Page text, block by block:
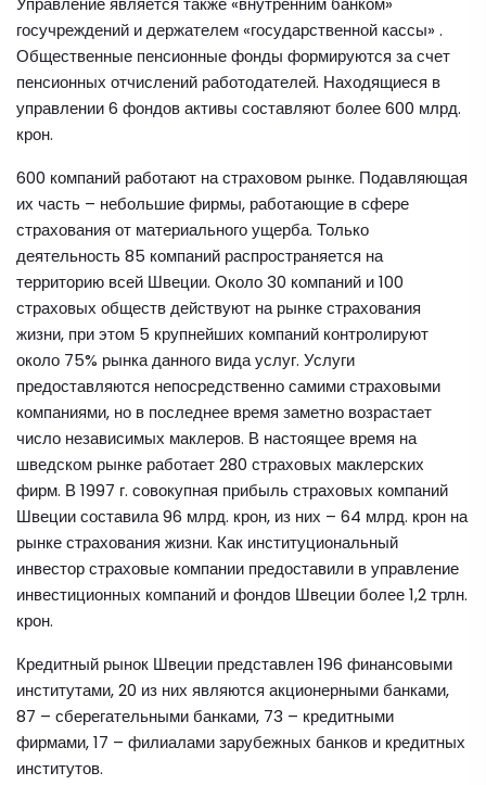
госучреждений и держателем «государственной кассы» .
Общественные пенсионные фонды формируются за счет
пенсионных отчислений работодателей. Находящиеся в
управлении 6 фондов активы составляют более 600 млрд.
крон.
600 компаний работают на страховом рынке. Подавляющая
их часть – небольшие фирмы, работающие в сфере
страхования от материального ущерба. Только
деятельность 85 компаний распространяется на
территорию всей Швеции. Около 30 компаний и 100
страховых обществ действуют на рынке страхования
жизни, при этом 5 крупнейших компаний контролируют
около 75% рынка данного вида услуг. Услуги
предоставляются непосредственно самими страховыми
компаниями, но в последнее время заметно возрастает
число независимых маклеров. В настоящее время на
шведском рынке работает 280 страховых маклерских
фирм. В 1997 г. совокупная прибыль страховых компаний
Швеции составила 96 млрд. крон, из них – 64 млрд. крон на
рынке страхования жизни. Как институциональный
инвестор страховые компании предоставили в управление
инвестиционных компаний и фондов Швеции более 1,2 трлн.
крон.
Кредитный рынок Швеции представлен 196 финансовыми
институтами, 20 из них являются акционерными банками,
87 – сберегательными банками, 73 – кредитными
фирмами, 17 – филиалами зарубежных банков и кредитных
институтов.